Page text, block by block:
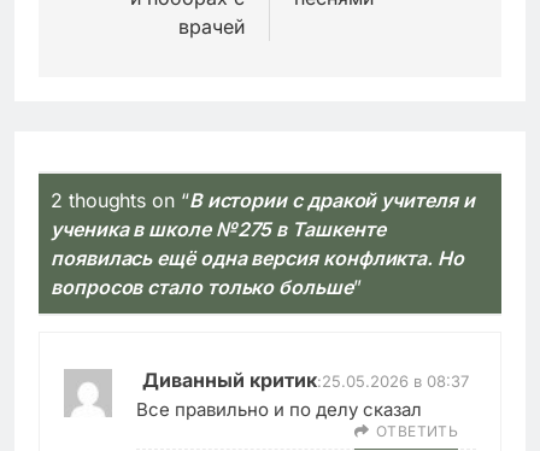
врачей
2 thoughts on “В истории с дракой учителя и
ученика в школе №275 в Ташкенте
появилась ещё одна версия конфликта. Но
вопросов стало только больше”
Диванный критик:25.05.2026 в 08:37
Все правильно и по делу сказал
ОТВЕТИТЬ